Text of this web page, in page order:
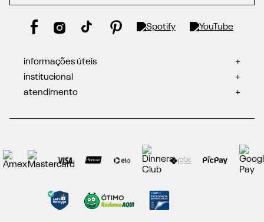
informações úteis
+
institucional
+
atendimento
+